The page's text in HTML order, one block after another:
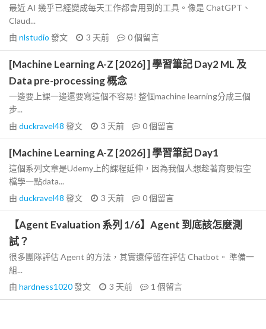
最近 AI 幾乎已經變成每天工作都會用到的工具。像是 ChatGPT、
Claud...
由 nlstudio 發文 3 天前 0個留言
[Machine Learning A-Z [2026] ] 學習筆記 Day2 ML 及
Data pre-processing 概念
一邊要上課一邊還要寫這個不容易! 整個machine learning分成三個
步...
由 duckravel48 發文 3 天前 0個留言
[Machine Learning A-Z [2026] ] 學習筆記 Day1
這個系列文章是Udemy上的課程延伸，因為我個人想趁著育嬰假空
檔學一點data...
由 duckravel48 發文 3 天前 0個留言
【Agent Evaluation 系列 1/6】Agent 到底該怎麼測
試？
很多團隊評估 Agent 的方法，其實還停留在評估 Chatbot。 準備一
組...
由 hardness1020發文 3 天前 1 個留言